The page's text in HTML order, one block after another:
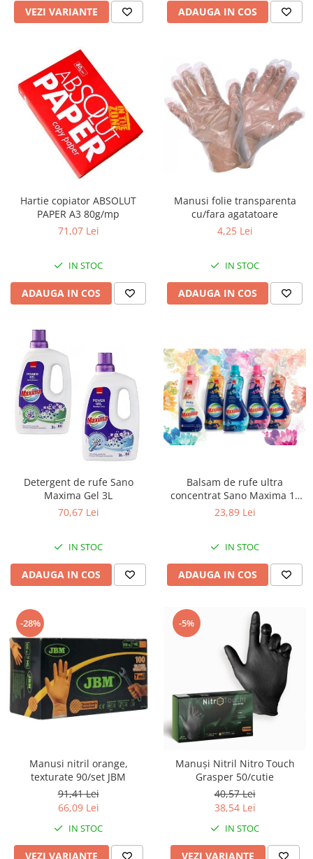
VEZI VARIANTE ADAUGA IN COS
Hartie copiator ABSOLUT
PAPER A3 80g/mp
71,07 Lei
IN STOC
ADAUGA IN COS
Manusi folie transparenta
cu/fara agatatoare
4,25 Lei
IN STOC
ADAUGA IN COS
Detergent de rufe Sano
Maxima Gel 3L
70,67 Lei
IN STOC
ADAUGA IN COS
Balsam de rufe ultra
concentrat Sano Maxima 1L
(50sp)
23,89 Lei
IN STOC
ADAUGA IN COS
-28%
Manusi nitril orange,
texturate 90/set JBM
91,41 Lei
66,09 Lei
IN STOC
VEZI VARIANTE
-5%
Manuși Nitril Nitro Touch
Grasper 50/cutie
40,57 Lei
38,54 Lei
IN STOC
VEZI VARIANTE